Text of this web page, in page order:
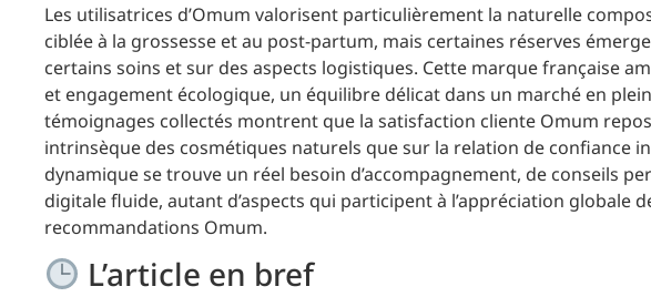
Les utilisatrices d’Omum valorisent particulièrement la naturelle
ciblée à la grossesse et au post-partum, mais certaines réserves
certains soins et sur des aspects logistiques. Cette marque française
et engagement écologique, un équilibre délicat dans un marché en
témoignages collectés montrent que la satisfaction cliente Omum
intrinsèque des cosmétiques naturels que sur la relation de confiance
dynamique se trouve un réel besoin d’accompagnement, de conseils
digitale fluide, autant d’aspects qui participent à l’appréciation globale
recommandations Omum.
L’article en bref